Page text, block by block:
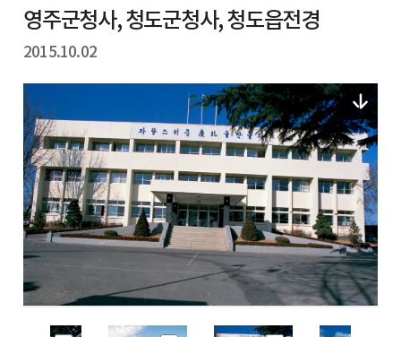
영주군청사, 청도군청사, 청도읍전경
2015.10.02